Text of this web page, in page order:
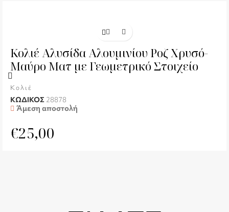
Κολιέ Αλυσίδα Αλουμινίου Ροζ Χρυσό-
Μαύρο Ματ με Γεωμετρικό Στοιχείο
Κολιέ
ΚΩΔΙΚΟΣ 28878
Άμεση αποστολή
€25,00